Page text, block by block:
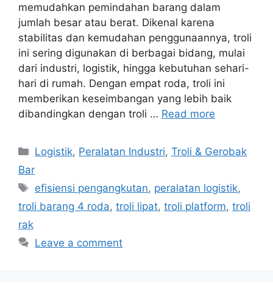
memudahkan pemindahan barang dalam
jumlah besar atau berat. Dikenal karena
stabilitas dan kemudahan penggunaannya, troli
ini sering digunakan di berbagai bidang, mulai
dari industri, logistik, hingga kebutuhan sehari-
hari di rumah. Dengan empat roda, troli ini
memberikan keseimbangan yang lebih baik
dibandingkan dengan troli … Read more
Categories
Logistik, Peralatan Industri,Troli & Gerobak
Bar
Tags
efisiensi pengangkutan, peralatan logistik,
troli barang 4 roda, troli lipat, troli platform, troli
rak
Leave a comment